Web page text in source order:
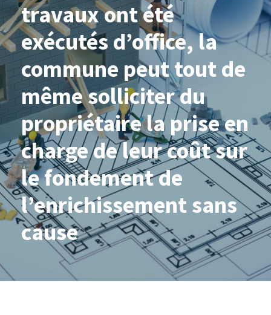
travaux ont été
exécutés d’office, la
commune peut tout de
même solliciter du
propriétaire la prise en
charge de leur coût sur
le fondement de
l’enrichissement sans
cause